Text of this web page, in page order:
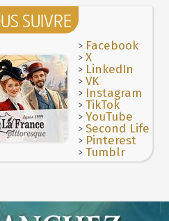
SUIVRE
> Facebook
>X
> LinkedIn
>VK
> Instagram
>TikTok
>YouTube
>Second Life
> Pinterest
>Tumblr